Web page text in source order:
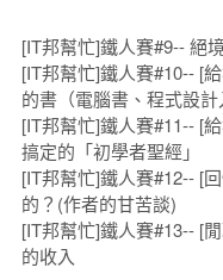
[IT邦幫忙]鐵人賽#9-- 絕
[IT邦幫忙]鐵人賽#10-- [
的書（電腦書、程式設計
[IT邦幫忙]鐵人賽#11-- [
搞定的「初學者聖經」
[IT邦幫忙]鐵人賽#12-- [
的？(作者的甘苦談)
[IT邦幫忙]鐵人賽#13-- [
的收入